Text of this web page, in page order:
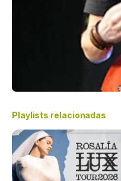
Playlists relacionadas